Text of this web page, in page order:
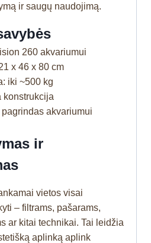
ir saugų naudojimą.
260 akvariumui
x 46 x 80 cm
iki ~500 kg
konstrukcija
akvariumui
ir
vietos visai
– filtrams, pašarams,
ar kitai technikai. Tai leidžia
aplinką aplink